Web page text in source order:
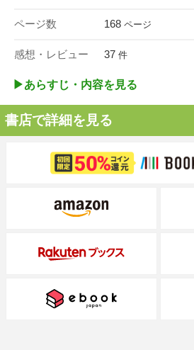
ページ数 168 ページ
感想・レビュー 37 件
▶︎あらすじ・内容を見る
書店で詳細を見る